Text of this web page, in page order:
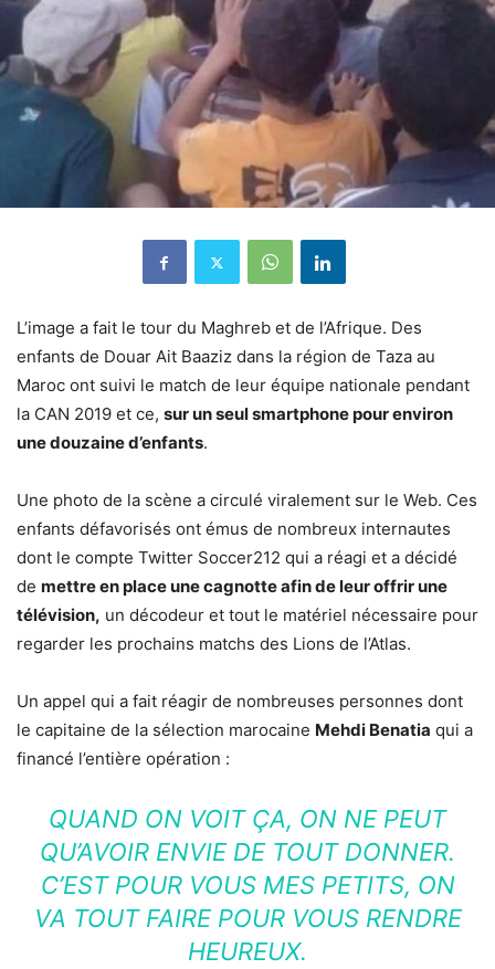
L’image a fait le tour du Maghreb et de l’Afrique. Des
enfants de Douar Ait Baaziz dans la région de Taza au
Maroc ont suivi le match de leur équipe nationale pendant
la CAN 2019 et ce, sur un seul smartphone pour environ
une douzaine d’enfants.
Une photo de la scène a circulé viralement sur le Web. Ces
enfants défavorisés ont émus de nombreux internautes
dont le compte Twitter Soccer212 qui a réagi et a décidé
de mettre en place une cagnotte afin de leur offrir une
télévision, un décodeur et tout le matériel nécessaire pour
regarder les prochains matchs des Lions de l’Atlas.
Un appel qui a fait réagir de nombreuses personnes dont
le capitaine de la sélection marocaine Mehdi Benatia qui a
financé l’entière opération :
QUAND ON VOIT ÇA, ON NE PEUT
QU’AVOIR ENVIE DE TOUT DONNER.
C’EST POUR VOUS MES PETITS, ON
VA TOUT FAIRE POUR VOUS RENDRE
HEUREUX.